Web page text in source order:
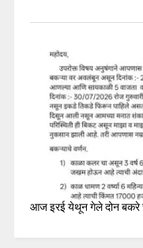
आज इरई येथून गेले दोन बकरे